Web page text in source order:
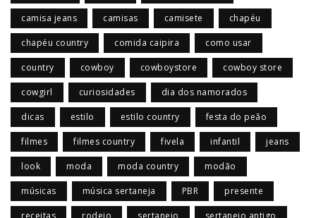
camisa jeans camisas camisete chapéu
chapéu country comida caipira como usar
country cowboy cowboystore cowboy store
cowgirl curiosidades dia dos namorados
dicas estilo estilo country festa do peão
filmes filmes country fivela infantil jeans
look moda moda country modão
músicas música sertaneja PBR presente
receitas rodeio sertanejo sertanejo antigo